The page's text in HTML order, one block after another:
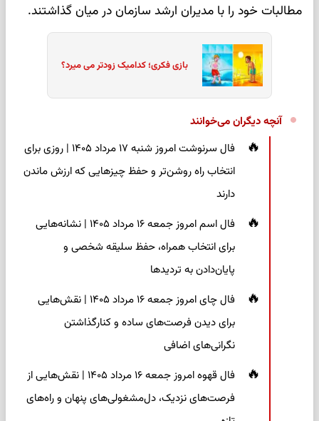
مطالبات خود را با مدیران ارشد سازمان در میان گذاشتند.
بازی فکری؛ کدامیک زودتر می میرد؟
آنچه دیگران می‌خوانند
فال سرنوشت امروز شنبه ۱۷ مرداد ۱۴۰۵ | روزی برای
انتخاب راه روشن‌تر و حفظ چیزهایی که ارزش ماندن
دارند
فال اسم امروز جمعه ۱۶ مرداد ۱۴۰۵ | نشانه‌هایی
برای انتخاب همراه، حفظ سلیقه شخصی و
پایان‌دادن به تردیدها
فال چای امروز جمعه ۱۶ مرداد ۱۴۰۵ | نقش‌هایی
برای دیدن فرصت‌های ساده و کنارگذاشتن
نگرانی‌های اضافی
فال قهوه امروز جمعه ۱۶ مرداد ۱۴۰۵ | نقش‌هایی از
فرصت‌های نزدیک، دل‌مشغولی‌های پنهان و راه‌های